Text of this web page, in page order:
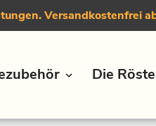
Versandkostenfrei
Die